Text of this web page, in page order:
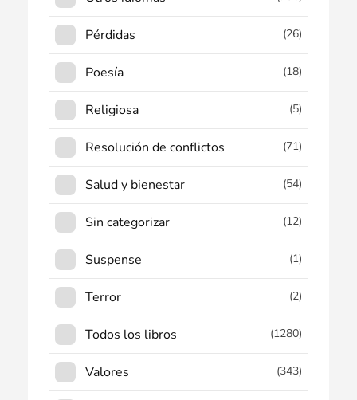
Pérdidas (26)
Poesía (18)
Religiosa (5)
Resolución de conflictos (71)
Salud y bienestar (54)
Sin categorizar (12)
Suspense (1)
Terror (2)
Todos los libros (1280)
Valores (343)